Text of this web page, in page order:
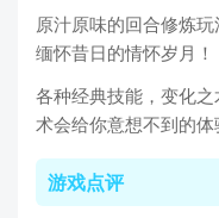
原汁原味的回合修炼
缅怀昔日的情怀岁月！
各种经典技能，变化
术会给你意想不到的体
游戏点评